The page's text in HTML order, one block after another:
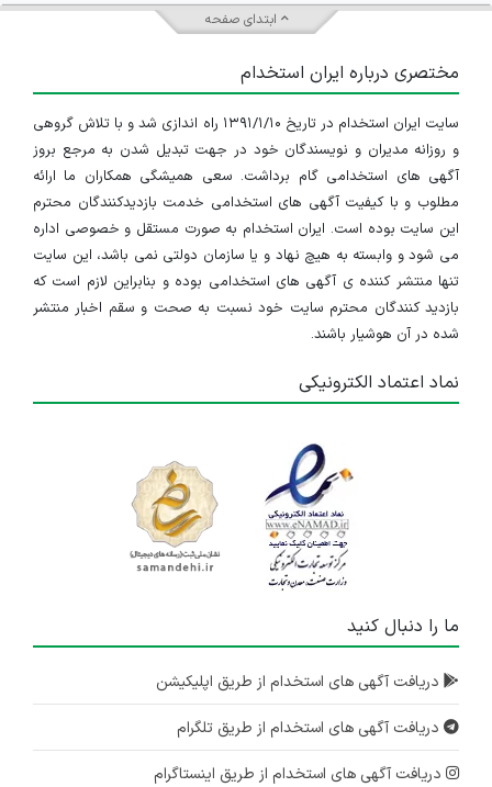
تراش کار منوال و فرزکار cnc
۴ سال پیش منقضی شده
ابتدای صفحه
مختصری درباره ایران استخدام
سایت ایران استخدام در تاریخ ۱۳۹۱/۱/۱۰ راه اندازی شد و با تلاش گروهی
و روزانه مدیران و نویسندگان خود در جهت تبدیل شدن به مرجع بروز
آگهی های استخدامی گام برداشت. سعی همیشگی همکاران ما ارائه
مطلوب و با کیفیت آگهی های استخدامی خدمت بازدیدکنندگان محترم
این سایت بوده است. ایران استخدام به صورت مستقل و خصوصی اداره
می شود و وابسته به هیچ نهاد و یا سازمان دولتی نمی باشد، این سایت
تنها منتشر کننده ی آگهی های استخدامی بوده و بنابراین لازم است که
بازدید کنندگان محترم سایت خود نسبت به صحت و سقم اخبار منتشر
شده در آن هوشیار باشند.
نماد اعتماد الکترونیکی
ما را دنبال کنید
دریافت آگهی های استخدام از طریق اپلیکیشن
دریافت آگهی های استخدام از طریق تلگرام
دریافت آگهی های استخدام از طریق اینستاگرام